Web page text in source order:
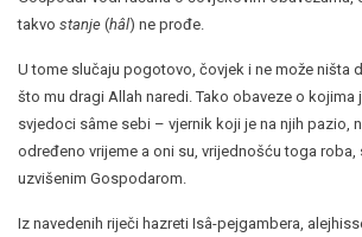
takvo stanje (hâl) ne prođe.
U tome slučaju pogotovo, čovjek i ne može ništa
što mu dragi Allah naredi. Tako obaveze o kojima
svjedoci sâme sebi – vjernik koji je na njih pazio,
određeno vrijeme a oni su, vrijednošću toga roba,
uzvišenim Gospodarom.
Iz navedenih riječi hazreti Isâ-pejgambera,